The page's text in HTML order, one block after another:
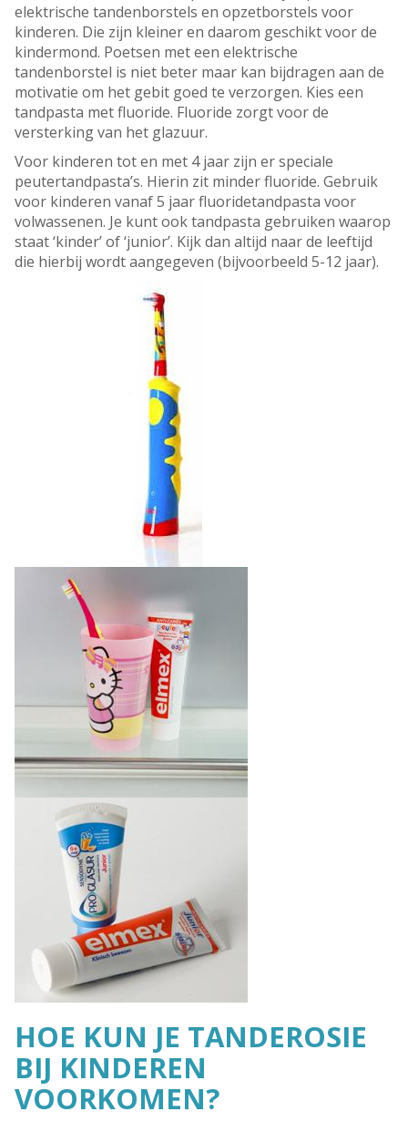
elektrische tandenborstels en opzetborstels voor
kinderen. Die zijn kleiner en daarom geschikt voor de
kindermond. Poetsen met een elektrische
tandenborstel is niet beter maar kan bijdragen aan de
motivatie om het gebit goed te verzorgen. Kies een
tandpasta met fluoride. Fluoride zorgt voor de
versterking van het glazuur.
Voor kinderen tot en met 4 jaar zijn er speciale
peutertandpasta’s. Hierin zit minder fluoride. Gebruik
voor kinderen vanaf 5 jaar fluoridetandpasta voor
volwassenen. Je kunt ook tandpasta gebruiken waarop
staat ‘kinder’ of ‘junior’. Kijk dan altijd naar de leeftijd
die hierbij wordt aangegeven (bijvoorbeeld 5-12 jaar).
HOE KUN JE TANDEROSIE
BIJ KINDEREN
VOORKOMEN?